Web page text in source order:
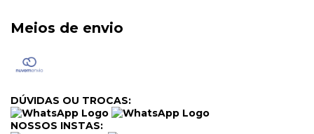
Meios de envio
DÚVIDAS OU TROCAS:
NOSSOS INSTAS: